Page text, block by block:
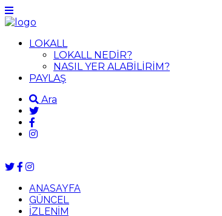
LOKALL
LOKALL NEDİR?
NASIL YER ALABİLİRİM?
PAYLAŞ
Ara
ANASAYFA
GÜNCEL
İZLENİM